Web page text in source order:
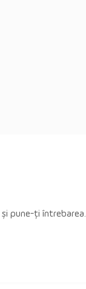
pune-ți întrebarea.